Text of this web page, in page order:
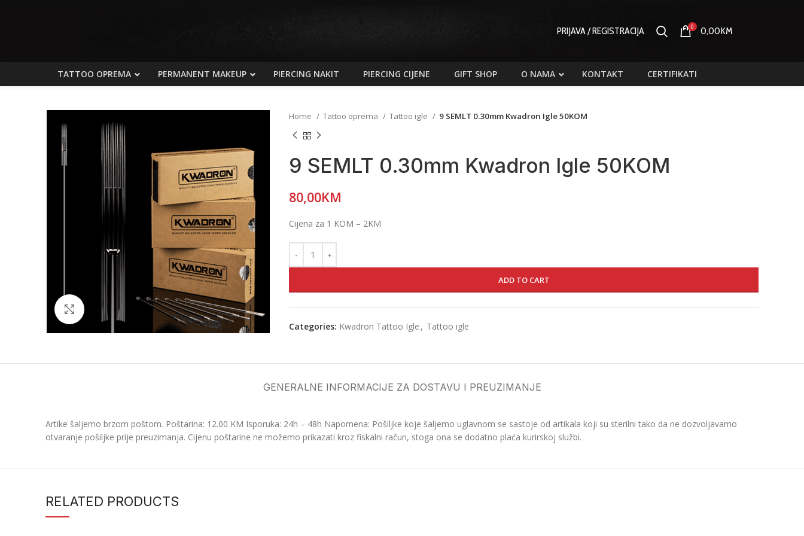
PRIJAVA / REGISTRACIJA 0 0,00KM
TATTOO OPREMA PERMANENT MAKEUP PIERCING NAKIT PIERCING CIJENE GIFT SHOP O NAMA KONTAKT CERTIFIKATI
Click to enlarge
Home Tattoo oprema Tattoo igle 9 SEMLT 0.30mm Kwadron Igle 50KOM
9 SEMLT 0.30mm Kwadron Igle 50KOM
80,00KM
Cijena za 1 KOM – 2KM
ADD TO CART
Categories: Kwadron Tattoo Igle , Tattoo igle
GENERALNE INFORMACIJE ZA DOSTAVU I PREUZIMANJE
Artike šaljemo brzom poštom. Poštarina: 12.00 KM Isporuka: 24h – 48h Napomena: Pošiljke koje šaljemo uglavnom se sastoje od artikala koji su sterilni tako da ne dozvoljavamo
otvaranje pošiljke prije preuzimanja. Cijenu poštarine ne možemo prikazati kroz fiskalni račun, stoga ona se dodatno plaća kurirskoj službi.
RELATED PRODUCTS